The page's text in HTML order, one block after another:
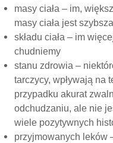
masy ciała – im,
masy ciała jest
składu ciała – im
chudniemy
stanu zdrowia –
tarczycy, wpływają na
przypadku akurat
odchudzaniu, ale nie
wiele pozytywnych
przyjmowanych leków